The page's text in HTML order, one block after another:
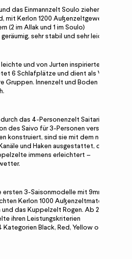
das Einmannzelt Soulo ziehen ein.
mit Kerlon 1200 Außenzeltgewebe
(2 im Allak und 1 im Soulo)
sehr stabil und sehr leicht.
und von Jurten inspirierte
6 Schlafplätze und dient als Ver­
Gruppen. Innenzelt und Boden waren
das 4-Personenzelt Saitaris und
des Saivo für 3-Personen verstärkt.
konstruiert, sind sie mit dem neuen
und Haken ausgestattet, das
immens erleichtert –
3-Saisonmodelle mit 9mm-
Kerlon 1000 Außenzeltmaterial
das Kuppelzelt Rogen. Ab 2013
ihren Leistungskriterien
Black, Red, Yellow oder